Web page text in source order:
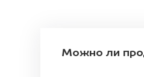
Можно ли